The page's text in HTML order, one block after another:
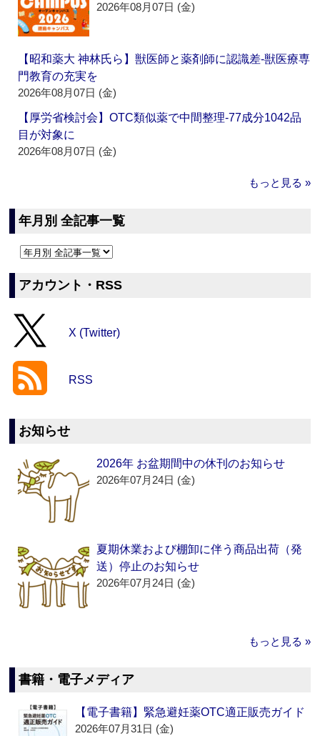
2026年08月07日 (金)
【昭和薬大 神林氏ら】獣医師と薬剤師に認識差‐獣医療専
門教育の充実を
2026年08月07日 (金)
【厚労省検討会】OTC類似薬で中間整理‐77成分1042品
目が対象に
2026年08月07日 (金)
もっと見る »
年月別 全記事一覧
アカウント・RSS
X (Twitter)
RSS
お知らせ
2026年 お盆期間中の休刊のお知らせ
2026年07月24日 (金)
夏期休業および棚卸に伴う商品出荷（発
送）停止のお知らせ
2026年07月24日 (金)
もっと見る »
書籍・電子メディア
【電子書籍】緊急避妊薬OTC適正販売ガイド
2026年07月31日 (金)